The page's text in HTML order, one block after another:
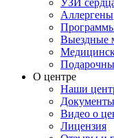
УЗИ
Аллергены
Выездные
О центре
Наши
Документы
Видео о
Лицензия